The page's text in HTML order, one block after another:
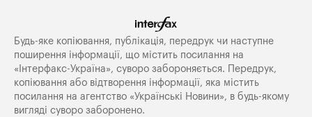
Будь-яке копiювання, публiкацiя, передрук чи наступне
поширення iнформацiї, що мiстить посилання на
«Iнтерфакс-Україна», суворо забороняється. Передрук,
копіювання або відтворення інформації, яка містить
посилання на агентство «Українські Новини», в будь-якому
вигляді суворо заборонено.